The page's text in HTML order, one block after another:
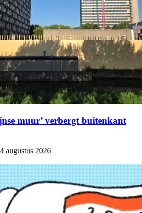
muur’ verbergt buitenkant
4 augustus 2026